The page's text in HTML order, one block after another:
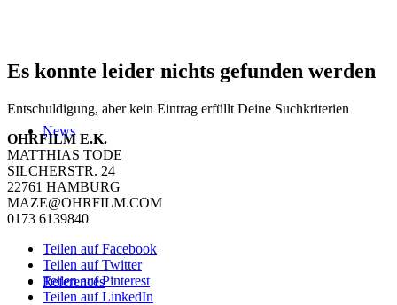
News
References
Es konnte leider nichts gefunden werden
Entschuldigung, aber kein Eintrag erfüllt Deine Suchkriterien
OHRFILM E.K.
MATTHIAS TODE
SILCHERSTR. 24
22761 HAMBURG
MAZE@OHRFILM.COM
0173 6139840
Teilen auf Facebook
Teilen auf Twitter
Teilen auf Pinterest
Teilen auf LinkedIn